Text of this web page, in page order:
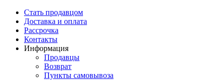
Стать продавцом
Доставка и оплата
Рассрочка
Контакты
Информация
Продавцы
Возврат
Пункты самовывоза